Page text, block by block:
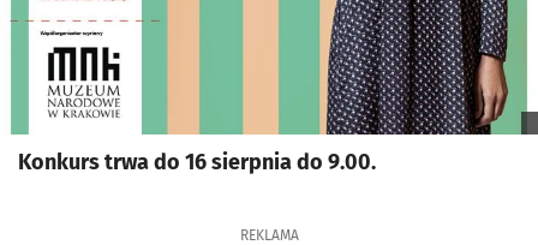
Konkurs trwa do 16 sierpnia do 9.00.
REKLAMA